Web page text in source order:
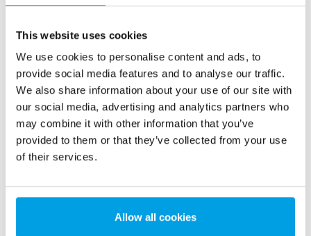
This website uses cookies
We use cookies to personalise content and ads, to
provide social media features and to analyse our traffic.
We also share information about your use of our site with
our social media, advertising and analytics partners who
may combine it with other information that you’ve
provided to them or that they’ve collected from your use
of their services.
Allow all cookies
És ne aggódjon - biztosíthatjuk Önt, hogy az Önnel
folytatott üzletünk nem változik. Még mindig
ugyanazok az emberek vagyunk (csak néhány
emberrel többen), ugyanazokkal az alapvető
értékekkel, mint korábban, készen arra, hogy a
megfelelő vízminőséget biztosítsuk Önnek.
észrevenni, hogy termékeink, szervizjárműveink és
viselték, mostantól a Grundfos márkanevet viselik.